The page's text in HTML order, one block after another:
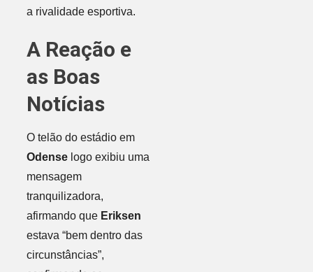
a rivalidade esportiva.
A Reação e
as Boas
Notícias
O telão do estádio em
Odenselogo exibiu uma
mensagem
tranquilizadora,
afirmando que Eriksen
estava “bem dentro das
circunstâncias”,